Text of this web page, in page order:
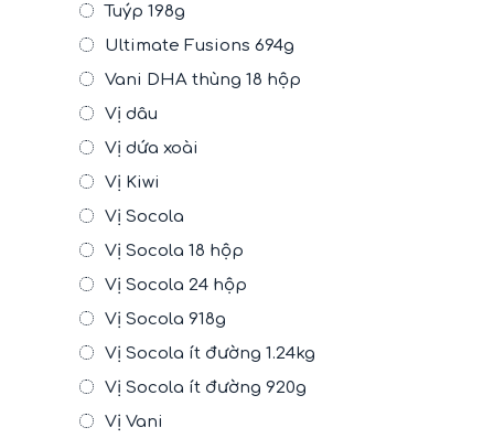
Tuýp 198g
Ultimate Fusions 694g
Vani DHA thùng 18 hộp
Vị dâu
Vị dứa xoài
Vị Kiwi
Vị Socola
Vị Socola 18 hộp
Vị Socola 24 hộp
Vị Socola 918g
Vị Socola ít đường 1.24kg
Vị Socola ít đường 920g
Vị Vani